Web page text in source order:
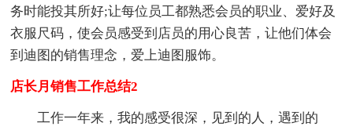
务时能投其所好;让每位员工都熟悉会员的职业、爱好及
衣服尺码，使会员感受到店员的用心良苦，让他们体会
到迪图的销售理念，爱上迪图服饰。
店长月销售工作总结2
工作一年来，我的感受很深，见到的人，遇到的